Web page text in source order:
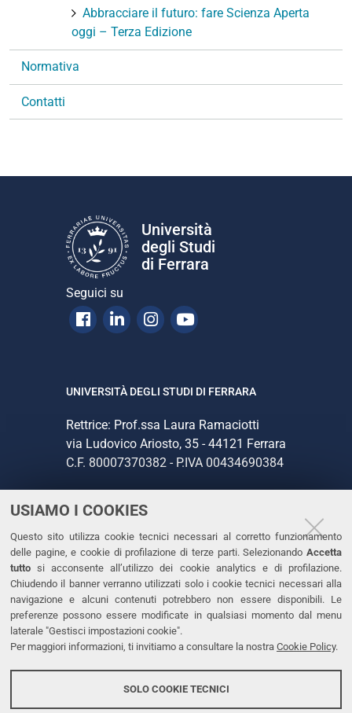
USIAMO I COOKIES
Questo sito utilizza cookie tecnici necessari al corretto funzionamento
delle pagine, e cookie di profilazione di terze parti. Selezionando Accetta
tutto si acconsente all’utilizzo dei cookie analytics e di profilazione.
Chiudendo il banner verranno utilizzati solo i cookie tecnici necessari alla
navigazione e alcuni contenuti potrebbero non essere disponibili. Le
preferenze possono essere modificate in qualsiasi momento dal menu
laterale "Gestisci impostazioni cookie".
Per maggiori informazioni, ti invitiamo a consultare la nostra Cookie Policy.
SOLO COOKIE TECNICI
Abbracciare il futuro: fare Scienza Aperta
oggi – Terza Edizione
Normativa
Contatti
Università
degli Studi
di Ferrara
Seguici su
Facebook
LinkedinInstagram
Youtube
UNIVERSITÀ DEGLI STUDI DI FERRARA
Rettrice: Prof.ssa Laura Ramaciotti
via Ludovico Ariosto, 35 - 44121 Ferrara
C.F. 80007370382 - P.IVA 00434690384
CONTATTI
Tel. +39 0532 293111
Fax. +39 0532 293031
PEC
LINKS
Dichiarazione di accessibilità